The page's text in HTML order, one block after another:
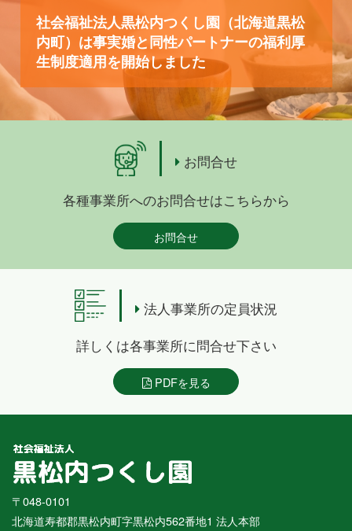
社会福祉法人黒松内つくし園（北海道黒松
内町）は事実婚と同性パートナーの福利厚
生制度適用を開始しました
お問合せ
各種事業所へのお問合せはこちらから
お問合せ
法人事業所の定員状況
詳しくは各事業所に問合せ下さい
PDFを見る
〒048-0101
北海道寿都郡黒松内町字黒松内562番地1 法人本部